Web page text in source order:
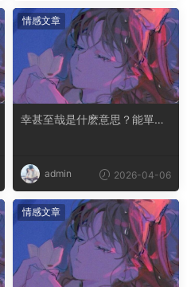
情感文章
幸甚至哉是什麽意思？能單獨
admin 2026-04-06
情感文章